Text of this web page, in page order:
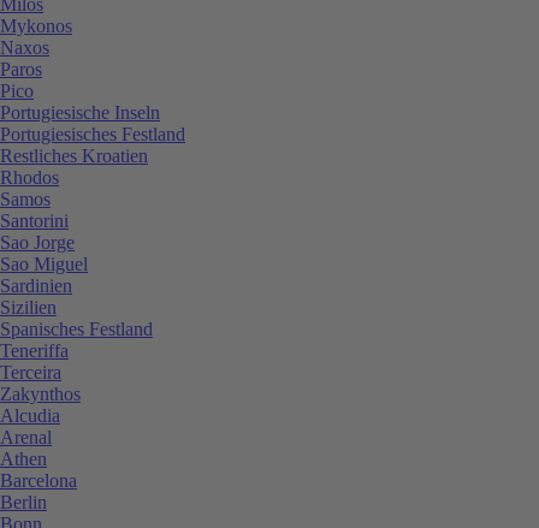
Mykonos
Naxos
Paros
Pico
Portugiesische Inseln
Portugiesisches Festland
Restliches Kroatien
Rhodos
Samos
Santorini
Sao Jorge
Sao Miguel
Sardinien
Sizilien
Spanisches Festland
Teneriffa
Terceira
Zakynthos
Alcudia
Arenal
Athen
Barcelona
Berlin
Bonn